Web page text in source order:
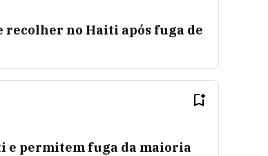
recolher no Haiti após fuga de
e permitem fuga da maioria